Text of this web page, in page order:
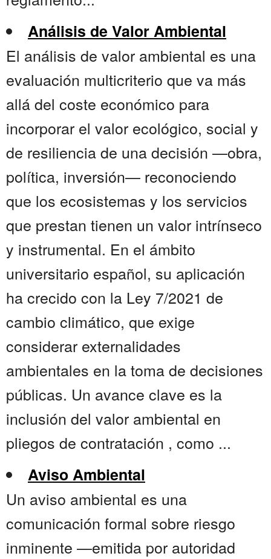
Análisis de Valor Ambiental
El análisis de valor ambiental es una
evaluación multicriterio que va más
allá del coste económico para
incorporar el valor ecológico, social y
de resiliencia de una decisión —obra,
política, inversión— reconociendo
que los ecosistemas y los servicios
que prestan tienen un valor intrínseco
y instrumental. En el ámbito
universitario español, su aplicación
ha crecido con la Ley 7/2021 de
cambio climático, que exige
considerar externalidades
ambientales en la toma de decisiones
públicas. Un avance clave es la
inclusión del valor ambiental en
pliegos de contratación , como ...
Aviso Ambiental
Un aviso ambiental es una
comunicación formal sobre riesgo
inminente —emitida por autoridad